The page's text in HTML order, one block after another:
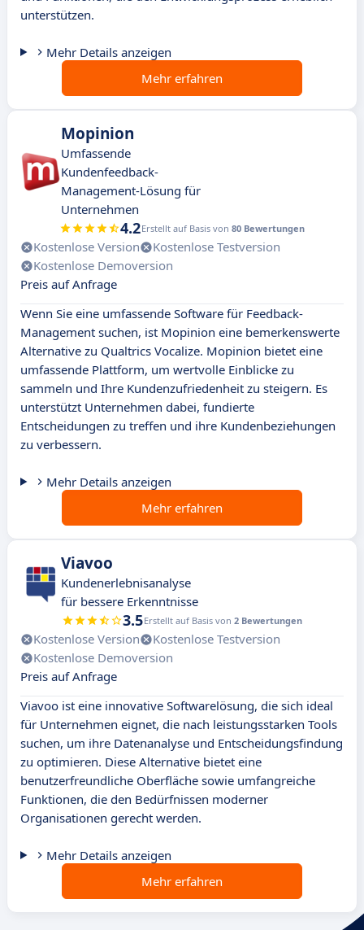
unterstützen.
Mehr Details anzeigen
Mehr erfahren
Mopinion
Umfassende
Kundenfeedback-
Management-Lösung für
Unternehmen
4.2Erstellt auf Basis von 80 Bewertungen
Kostenlose Version
Kostenlose Testversion
Kostenlose Demoversion
Preis auf Anfrage
Wenn Sie eine umfassende Software für Feedback-
Management suchen, ist Mopinion eine bemerkenswerte
Alternative zu Qualtrics Vocalize. Mopinion bietet eine
umfassende Plattform, um wertvolle Einblicke zu
sammeln und Ihre Kundenzufriedenheit zu steigern. Es
unterstützt Unternehmen dabei, fundierte
Entscheidungen zu treffen und ihre Kundenbeziehungen
zu verbessern.
Mehr Details anzeigen
Mehr erfahren
Viavoo
Kundenerlebnisanalyse
für bessere Erkenntnisse
3.5Erstellt auf Basis von 2 Bewertungen
Kostenlose Version
Kostenlose Testversion
Kostenlose Demoversion
Preis auf Anfrage
Viavoo ist eine innovative Softwarelösung, die sich ideal
für Unternehmen eignet, die nach leistungsstarken Tools
suchen, um ihre Datenanalyse und Entscheidungsfindung
zu optimieren. Diese Alternative bietet eine
benutzerfreundliche Oberfläche sowie umfangreiche
Funktionen, die den Bedürfnissen moderner
Organisationen gerecht werden.
Mehr Details anzeigen
Mehr erfahren